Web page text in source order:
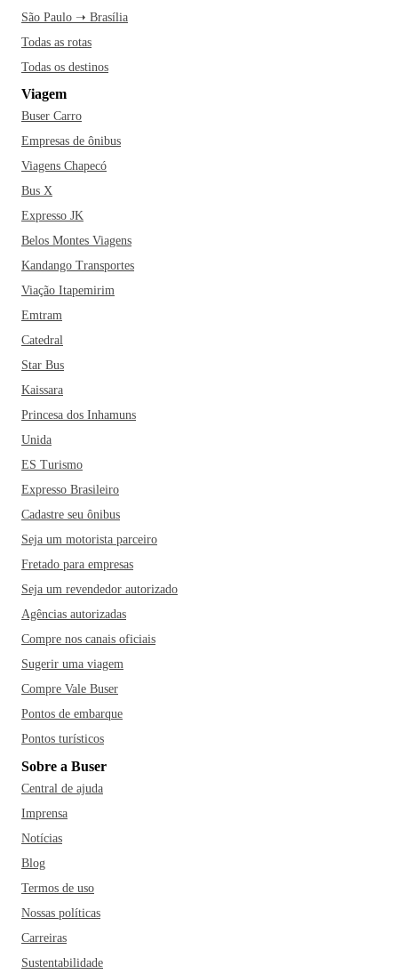
São Paulo ➝ Brasília
Todas as rotas
Todas os destinos
Viagem
Buser Carro
Empresas de ônibus
Viagens Chapecó
Bus X
Expresso JK
Belos Montes Viagens
Kandango Transportes
Viação Itapemirim
Emtram
Catedral
Star Bus
Kaissara
Princesa dos Inhamuns
Unida
ES Turismo
Expresso Brasileiro
Cadastre seu ônibus
Seja um motorista parceiro
Fretado para empresas
Seja um revendedor autorizado
Agências autorizadas
Compre nos canais oficiais
Sugerir uma viagem
Compre Vale Buser
Pontos de embarque
Pontos turísticos
Sobre a Buser
Central de ajuda
Imprensa
Notícias
Blog
Termos de uso
Nossas políticas
Carreiras
Sustentabilidade